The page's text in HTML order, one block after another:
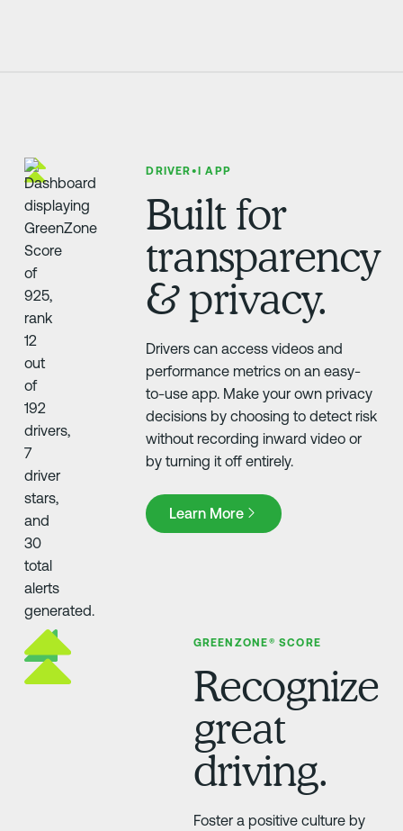
DRIVER•I APP
Built for
transparency
& privacy.
Drivers can access videos and
performance metrics on an easy-
to-use app. Make your own privacy
decisions by choosing to detect risk
without recording inward video or
by turning it off entirely.
Learn More
Learn More
GREENZONE® SCORE
Recognize
great
driving.
Foster a positive culture by